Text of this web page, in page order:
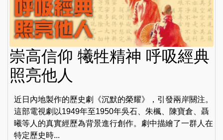
崇高信仰 犧牲精神 呼吸經典
照亮他人
近日內地製作的歷史劇《沉默的榮耀》，引發兩岸關注。
這部電視劇以1949年至1950年吳石、朱楓、陳寶倉、聶
曦等人的真實經歷為背景進行創作。劇中描繪了一群人在
特定歷史時...